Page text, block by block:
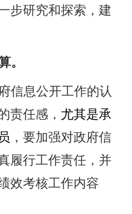
步研究和探索，建
。
信息公开工作的认
责任感， 尤其是承
，要加强对政府信
履行工作责任，并
效考核工作内容